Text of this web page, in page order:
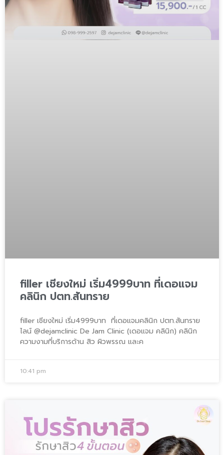
filler เชียงใหม่ เริ่ม4999บาท ที่เดอแจม
คลินิก ปตท.สันทราย
filler เชียงใหม่ เริ่ม4999บาท ที่เดอแจมคลินิก ปตท.สันทราย
ไลน์ @dejamclinic De Jam Clinic (เดอแจม คลินิก) คลินิก
ความงามที่บริการด้าน สิว ผิวพรรณ และค
10:41 pm